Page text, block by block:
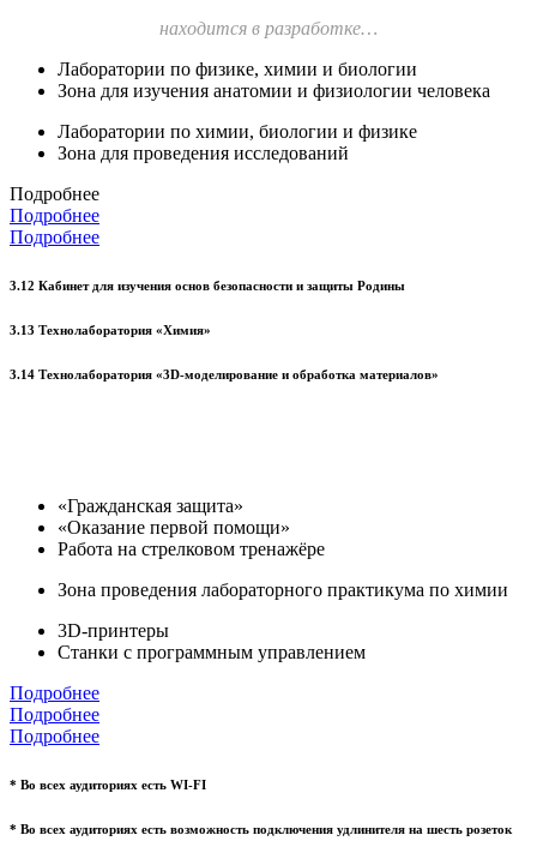
находится в разработке…
Лаборатории по физике, химии и биологии
Зона для изучения анатомии и физиологии человека
Лаборатории по химии, биологии и физике
Зона для проведения исследований
Подробнее
Подробнее
Подробнее
3.12 Кабинет для изучения основ безопасности и защиты Родины
3.13 Технолаборатория «Химия»
3.14 Технолаборатория «3D-моделирование и обработка материалов»
«Гражданская защита»
«Оказание первой помощи»
Работа на стрелковом тренажёре
Зона проведения лабораторного практикума по химии
3D-принтеры
Станки с программным управлением
Подробнее
Подробнее
Подробнее
* Во всех аудиториях есть WI-FI
* Во всех аудиториях есть возможность подключения удлинителя на шесть розеток